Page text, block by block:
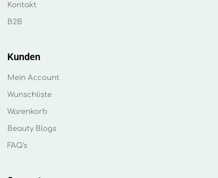
Kontakt
B2B
Kunden
Mein Account
Wunschliste
Warenkorb
Beauty Blogs
FAQ's